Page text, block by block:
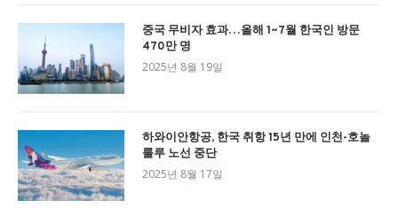
중국 무비자 효과…올해 1~7월 한국인 방문
470만 명
2025년 8월 19일
하와이안항공, 한국 취항 15년 만에 인천-호놀
룰루 노선 중단
2025년 8월 17일